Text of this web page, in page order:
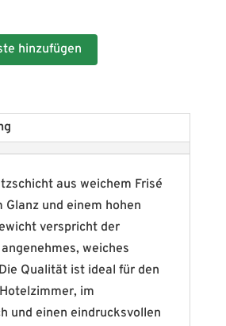
hinzufügen
aus weichem Frisé
und einem hohen
verspricht der
weiches
Qualität ist ideal für den
im
und einen eindrucksvollen